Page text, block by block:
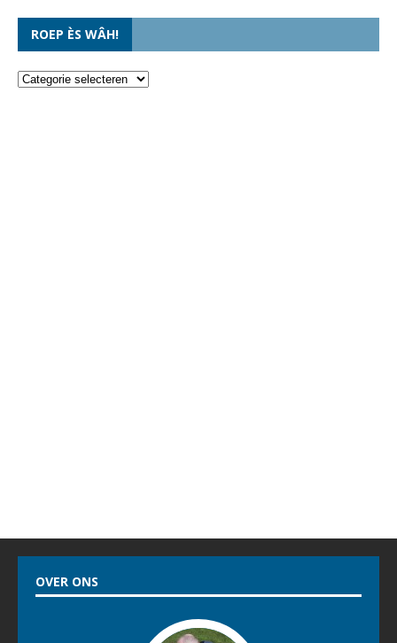
ROEP ÈS WÂH!
OVER ONS